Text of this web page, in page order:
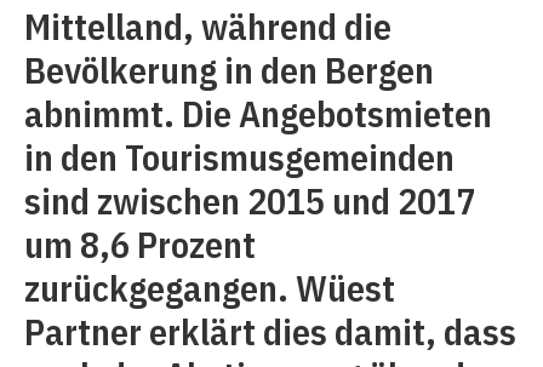
Mittelland, während die
Bevölkerung in den Bergen
abnimmt. Die Angebotsmieten
in den Tourismusgemeinden
sind zwischen 2015 und 2017
um 8,6 Prozent
zurückgegangen. Wüest
Partner erklärt dies damit, dass